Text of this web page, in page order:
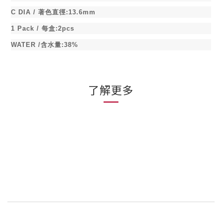
C DIA / 著色直徑:13.6mm
1 Pack / 每盒:2pcs
WATER /含水量:38%
了解更多